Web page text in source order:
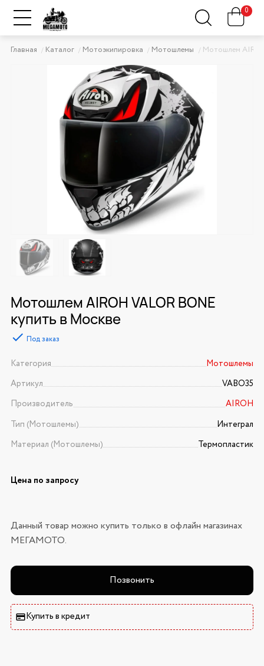
0
Главная Каталог Мотоэкипировка Мотошлемы Мотошлем
Мотошлем AIROH VALOR BONE
купить в Москве
Под заказ
Категория
Мотошлемы
Артикул
VABO35
Производитель
AIROH
Тип (Мотошлемы)
Интеграл
Материал (Мотошлемы)
Термопластик
Цена по запросу
Данный товар можно купить только в офлайн магазинах
МЕГАМОТО.
Позвонить
Купить в кредит